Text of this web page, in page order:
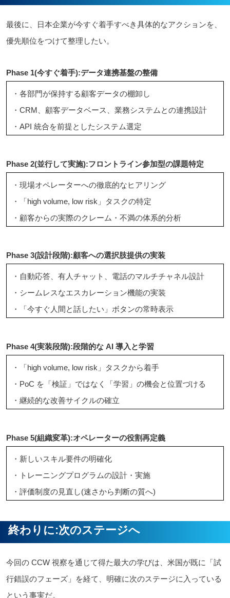
最後に、日本企業が今すぐ着手すべき具体的なアクションを、
優先順位をつけて整理したい。
Phase 1(今すぐ着手):データ連携基盤の整備
・各部門が保持する顧客データの棚卸し
・CRM、顧客データベース、業務システムとの連携設計
・API 統合を前提としたシステム選定
Phase 2(並行して実施):フロントライン参加型の課題特定
・現場オペレーターへの徹底的なヒアリング
・「high volume, low risk」タスクの特定
・顧客からの実際のクレーム・不満の体系的分析
Phase 3(設計段階):顧客への選択肢提供の実装
・自動応答、有人チャット、電話のマルチチャネル設計
・シームレスなエスカレーション機能の実装
・「今すぐ人間と話したい」ボタンの常時表示
Phase 4(実装段階):段階的な AI 導入と学習
・「high volume, low risk」タスクから着手
・PoC を「検証」ではなく「学習」の機会と位置づける
・継続的な改善サイクルの確立
Phase 5(組織変革):オペレーターの役割再定義
・新しいスキル要件の明確化
・トレーニングプログラムの設計・実施
・評価制度の見直し(速さから判断の質へ)
終わりに:次のステージへ
今回の CCW 視察を通じて得た最大の学びは、米国が既に「試
行錯誤のフェーズ」を経て、明確に次のステージに入っている
という事実だ。